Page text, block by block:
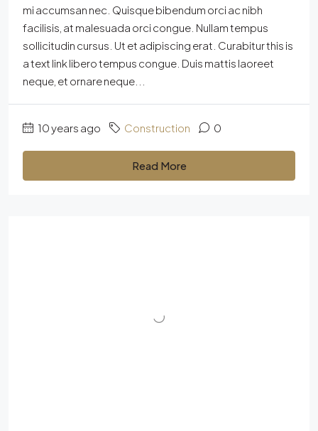
mi accumsan nec. Quisque bibendum orci ac nibh
facilisis, at malesuada orci congue. Nullam tempus
sollicitudin cursus. Ut et adipiscing erat. Curabitur this is
a text link libero tempus congue. Duis mattis laoreet
neque, et ornare neque...
10 years ago Construction 0
Read More